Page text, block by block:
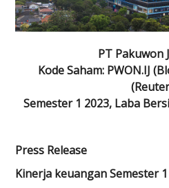
PT Pakuwon
Kode Saham: PWON.IJ
Semester 1 2023, Laba
Press Release
Kinerja keuangan Semester